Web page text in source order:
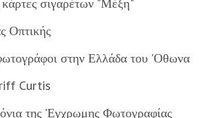
κάρτες σιγαρέτων "Μέξη"
Οπτικής
στην Ελλάδα του 'Οθωνα
Curtis
της 'Εγχρωμης Φωτογραφίας